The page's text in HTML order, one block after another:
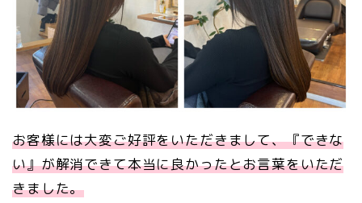
お客様には大変ご好評をいただきまして、『できな
い』が解消できて本当に良かったとお言葉をいただ
きました。